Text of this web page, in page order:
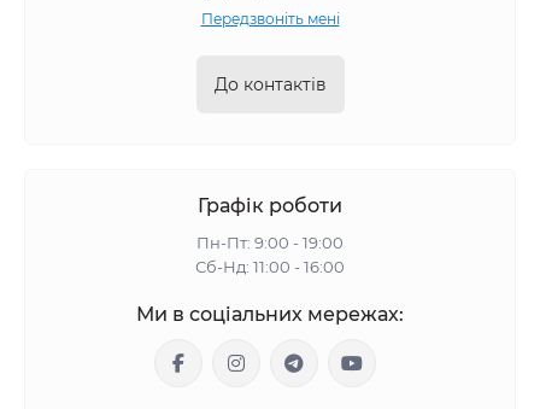
Передзвоніть мені
До контактів
Графік роботи
Пн-Пт: 9:00 - 19:00
Сб-Нд: 11:00 - 16:00
Ми в соціальних мережах: